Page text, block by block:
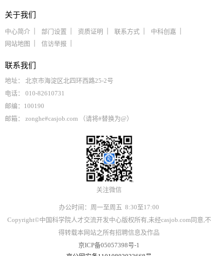
关于我们
中心简介 部门设置 资质证明 联系方式
中科创嘉
网站地图
信访举报
联系我们
地址： 北京市海淀区北四环西路25-2号
电话： 010-82610731
邮编：100190
邮箱： zonghe#casjob.com （请将#替换为@）
关注微信
办公时间：周一至周五 8:30至17:00
Copyright©中国科学院人才交流开发中心版权所有,未经casjob.com同意,不
得转载本网站之所有招聘信息及作品
京ICP备05057398号-1